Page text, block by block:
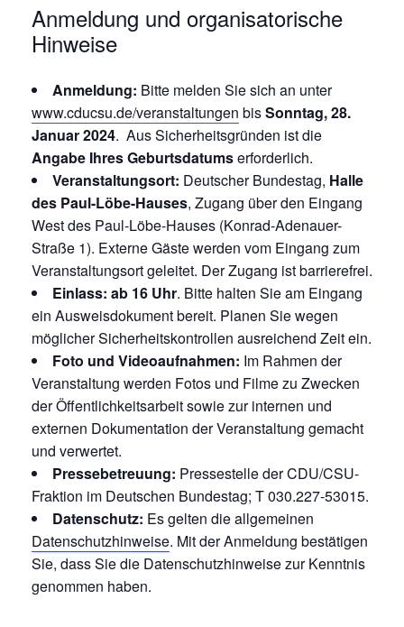
Anmeldung und organisatorische
Hinweise
Anmeldung: Bitte melden Sie sich an unter
www.cducsu.de/veranstaltungen bisSonntag, 28.
Januar 2024. Aus Sicherheitsgründen ist die
Angabe Ihres Geburtsdatumserforderlich.
Veranstaltungsort: Deutscher Bundestag, Halle
des Paul-Löbe-Hauses, Zugang über den Eingang
West des Paul-Löbe-Hauses (Konrad-Adenauer-
Straße 1). Externe Gäste werden vom Eingang zum
Veranstaltungsort geleitet. Der Zugang ist barrierefrei.
Einlass: ab 16 Uhr. Bitte halten Sie am Eingang
ein Ausweisdokument bereit. Planen Sie wegen
möglicher Sicherheitskontrollen ausreichend Zeit ein.
Foto und Videoaufnahmen: Im Rahmen der
Veranstaltung werden Fotos und Filme zu Zwecken
der Öffentlichkeitsarbeit sowie zur internen und
externen Dokumentation der Veranstaltung gemacht
und verwertet.
Pressebetreuung: Pressestelle der CDU/CSU-
Fraktion im Deutschen Bundestag; T 030.227-53015.
Datenschutz: Es gelten die allgemeinen
Datenschutzhinweise. Mit der Anmeldung bestätigen
Sie, dass Sie die Datenschutzhinweise zur Kenntnis
genommen haben.